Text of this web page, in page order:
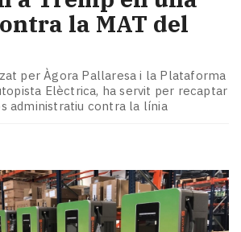
la MAT del
per Àgora Pallaresa i la Plataforma
Elèctrica, ha servit per recaptar
administratiu contra la línia